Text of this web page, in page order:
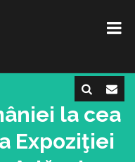
la cea
Expoziţiei